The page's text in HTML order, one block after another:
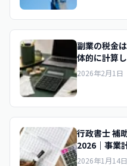
副業の税金
体的に計算
2026年2月1日
行政書士 補
2026｜事業
の選び方
2026年1月14日